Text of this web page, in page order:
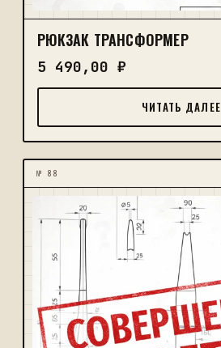
РЮКЗАК ТРАНСФОРМЕР
5 490,00 ₽
ЧИТАТЬ ДАЛЕЕ
№ 88